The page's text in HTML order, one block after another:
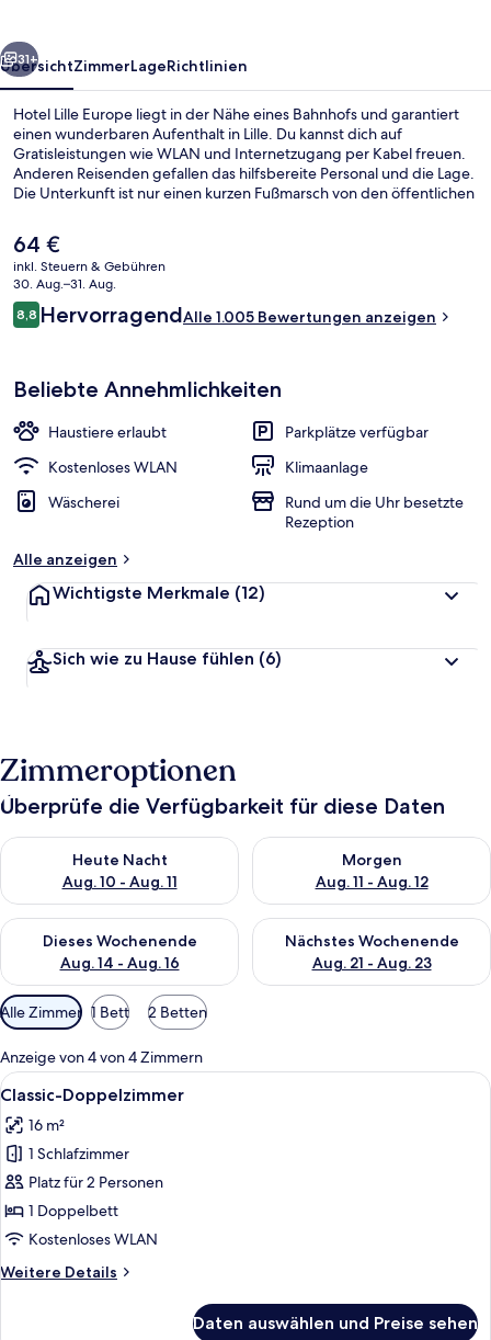
Weiter
31+
ÜbersichtZimmerLageRichtlinien
Hotel Lille Europe liegt in der Nähe eines Bahnhofs und garantiert
einen wunderbaren Aufenthalt in Lille. Du kannst dich auf
Gratisleistungen wie WLAN und Internetzugang per Kabel freuen.
Anderen Reisenden gefallen das hilfsbereite Personal und die Lage.
Die Unterkunft ist nur einen kurzen Fußmarsch von den öffentlichen
(Metrostation Lille Flandres) bzw. 9 Minuten (Station Mairie de Lille).
Der
aktuelle
Preis
beträgt
64 €.
64 €
inkl. Steuern & Gebühren
30. Aug.–31. Aug.
Bewertungen
8,88,8 von 10.
HervorragendAlle 1.005 Bewertungen anzeigen
Beliebte Annehmlichkeiten
Haustiere erlaubt
Parkplätze verfügbar
Kostenloses WLAN
Klimaanlage
Wäscherei
Rund um die Uhr besetzte
Rezeption
Alle anzeigen
Wichtigste Merkmale (12)
Sich wie zu Hause fühlen (6)
Zimmeroptionen
Überprüfe die Verfügbarkeit für diese Daten
Heute Nacht
Aug. 10 - Aug. 11
Überprüfe die Verfügbarkeit für heute Nacht, Aug. 10 - Aug.
Morgen
Aug. 11 - Aug. 12
Überprüfe die Verfügbarkeit
Dieses Wochenende
Aug. 14 - Aug. 16
Überprüfe die Verfügbarkeit für dieses Wochenende, Aug. 14
Nächstes Wochenende
Aug. 21 - Aug. 23
Überprüfe die Verfügbarkeit
Verfügbare
Filter
für
Zimmer
Alle Zimmer 1 Bett 2 Betten
Anzeige von 4 von 4 Zimmern
Alle
Fotos
für
Classic-
Doppelzimmer
anzeigen
Ein Hotelzimmer mit Bett,
6
Classic-Doppelzimmer
16 m²
1 Schlafzimmer
Platz für 2 Personen
1 Doppelbett
Kostenloses WLAN
Weitere Details
Weitere
Daten auswählen und Preise sehen